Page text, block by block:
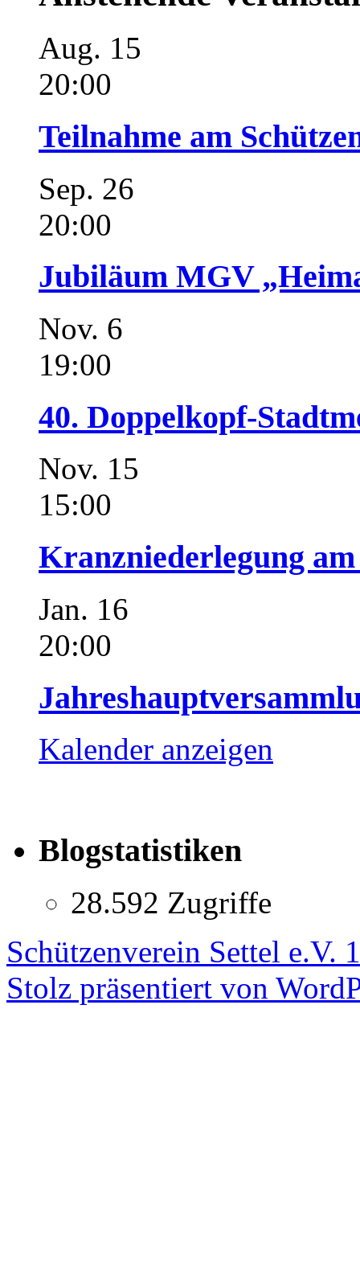
Aug. 15
20:00
Teilnahme am
Sep. 26
20:00
Jubiläum MGV
Nov. 6
19:00
40. Doppelkopf-
Nov. 15
15:00
Kranzniederlegung
Jan. 16
20:00
Kalender anzeigen
Blogstatistiken
28.592 Zugriffe
Schützenverein Settel e.V.
Stolz präsentiert von